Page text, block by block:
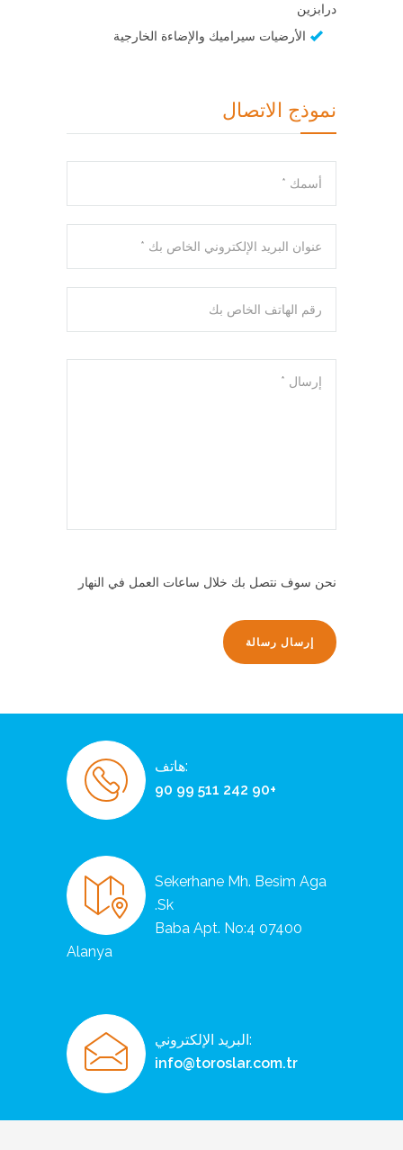
درابزين
الأرضيات سيراميك والإضاءة الخارجية
نموذج الاتصال
نحن سوف نتصل بك خلال ساعات العمل في النهار
:هاتف
+90 242 511 99 90
Sekerhane Mh. Besim Aga
Sk.
Baba Apt. No:4 07400
Alanya
:البريد الإلكتروني
info@toroslar.com.tr